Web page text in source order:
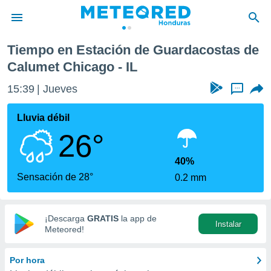
de
para
se
calidad.
a este
las
y
forma
basada
Tiempo en Estación de Guardacostas de
Calumet Chicago - IL
15:39 Jueves ...
Lluvia débil
26°
Sensación de 28°
40%
0.2 mm
¡Descarga GRATIS la app de
Meteored!
Instalar
Por hora